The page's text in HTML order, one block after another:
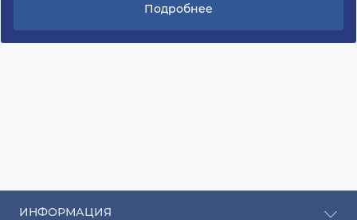
Подробнее
ИНФОРМАЦИЯ